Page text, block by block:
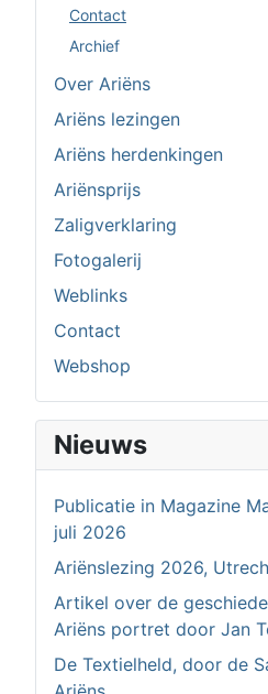
Contact
Archief
Over Ariëns
Ariëns lezingen
Ariëns herdenkingen
Ariënsprijs
Zaligverklaring
Fotogalerij
Weblinks
Contact
Webshop
Nieuws
Publicatie in Magazine
juli 2026
Ariënslezing 2026,
Artikel over de
Ariëns portret door Jan
De Textielheld, door de